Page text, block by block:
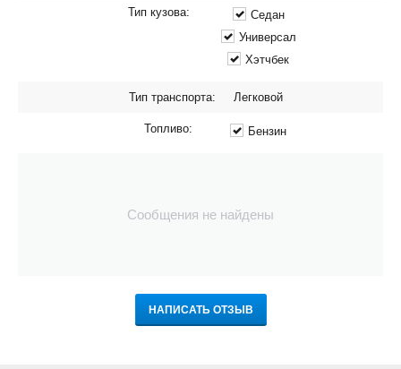
Тип кузова:
Седан
Универсал
Хэтчбек
Тип транспорта: Легковой
Топливо: Бензин
Сообщения не найдены
НАПИСАТЬ ОТЗЫВ